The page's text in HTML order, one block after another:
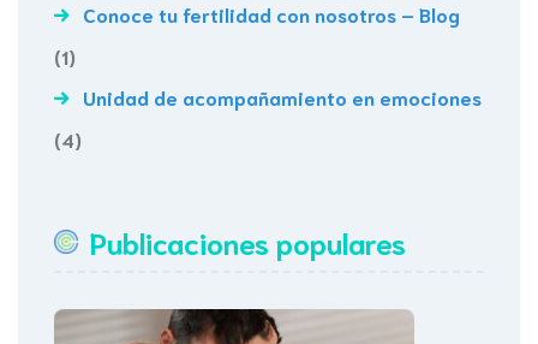
Conoce tu fertilidad con nosotros – Blog
(1)
Unidad de acompañamiento en emociones
(4)
Publicaciones populares